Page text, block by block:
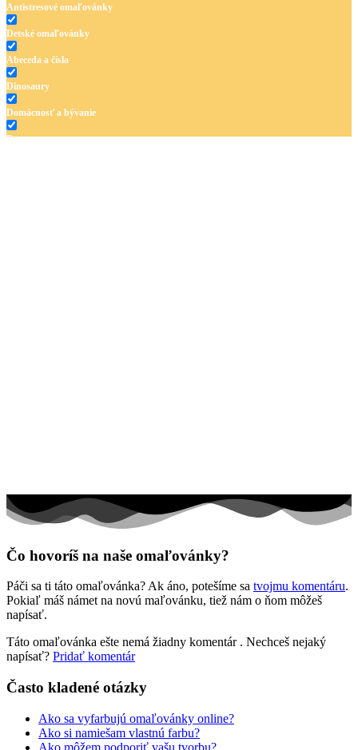
Antistresové omaľovánky
Detské omaľovánky
Abeceda a čísla
Dinosaury
Domácnosť a bývanie
Doprava
Zima a Vianoce
Nezaradené
Čo hovoríš na naše omaľovánky?
Páči sa ti táto omaľovánka? Ak áno, potešíme sa tvojmu komentáru.
Pokiaľ máš námet na novú maľovánku, tiež nám o ňom môžeš
napísať.
Táto omaľovánka ešte nemá žiadny komentár . Nechceš nejaký
napísať? Pridať komentár
Často kladené otázky
Ako sa vyfarbujú omaľovánky online?
Ako si namiešam vlastnú farbu?
Ako môžem podporiť vašu tvorbu?